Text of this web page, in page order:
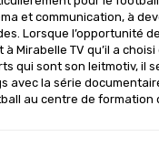
et communication, à
Lorsque l’opportunité
à Mirabelle TV qu’il a
qui sont son leitmotiv, il
avec la série
au centre de formation